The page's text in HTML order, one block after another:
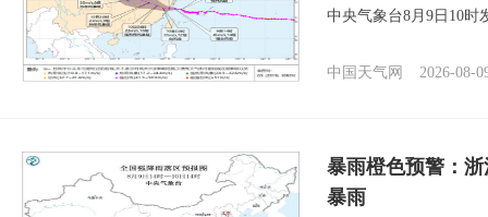
中央气象台8月9日10时
中国天气网 2026-08-
暴雨橙色预警：
暴雨